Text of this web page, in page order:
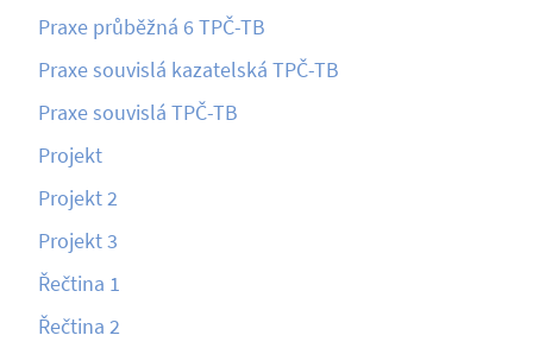
Praxe průběžná 6 TPČ-TB
Praxe souvislá kazatelská TPČ-TB
Praxe souvislá TPČ-TB
Projekt
Projekt 2
Projekt 3
Řečtina 1
Řečtina 2